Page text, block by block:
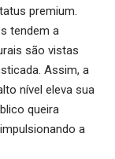
premium.
tendem a
são vistas
Assim, a
nível eleva sua
queira
a